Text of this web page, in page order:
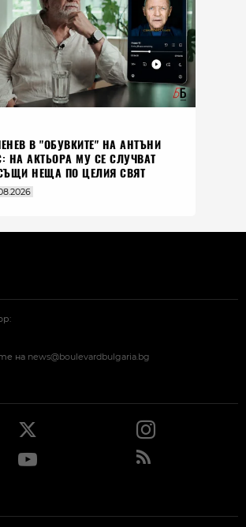
В "ОБУВКИТЕ" НА АНТЪНИ
НА АКТЬОРА МУ СЕ СЛУЧВАТ
НЕЩА ПО ЦЕЛИЯ СВЯТ
на news@boulevardbulgaria.bg